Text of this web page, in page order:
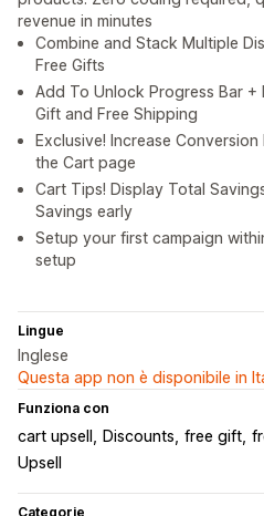
revenue in minutes
Combine and Stack Multiple
Free Gifts
Add To Unlock Progress Bar +
Gift and Free Shipping
Exclusive! Increase
the Cart page
Cart Tips! Display Total
Savings early
Setup your first campaign
setup
Lingue
Inglese
Questa app non è disponibile in
Funziona con
cart upsell Discounts free gift
Upsell
Categorie